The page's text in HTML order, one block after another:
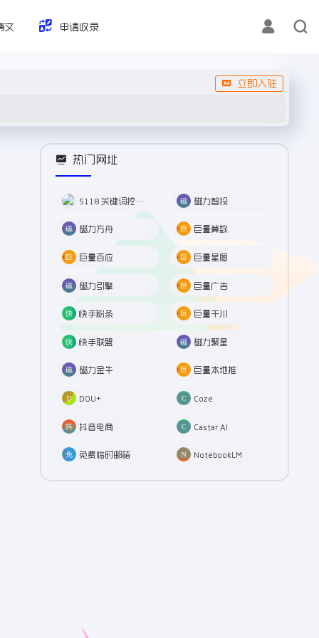
文 申请收录
立即入驻
热门网址
5118 关键词挖掘工具 磁力智投
磁力方舟 巨量算数
巨量百应 巨量星图
磁力引擎 巨量广告
快手粉条 巨量千川
快手联盟 磁力聚星
磁力金牛 巨量本地推
DOU+ Coze
抖音电商 Castar AI
免费临时邮箱 NotebookLM